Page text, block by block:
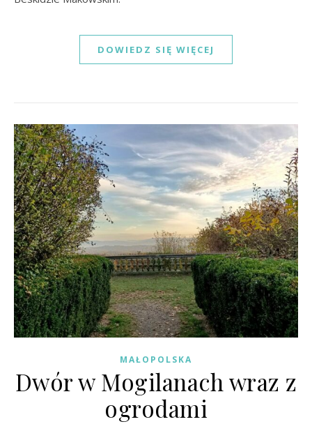
DOWIEDZ SIĘ WIĘCEJ
MAŁOPOLSKA
Dwór w Mogilanach wraz z
ogrodami